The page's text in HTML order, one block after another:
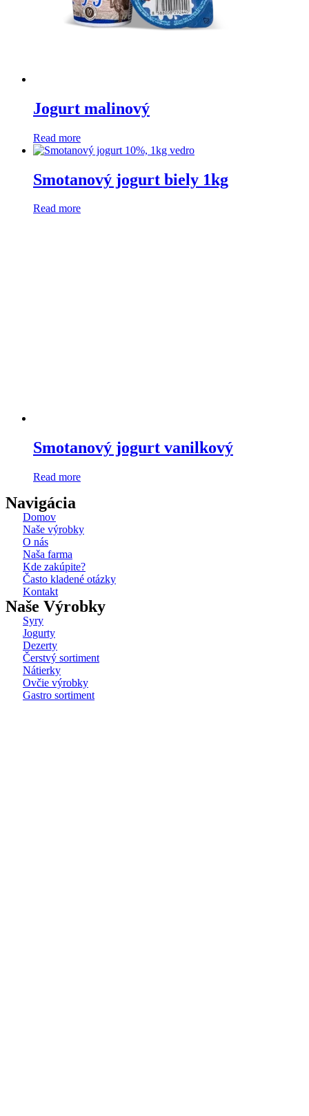
Jogurt malinový
Read more
Smotanový jogurt biely 1kg
Read more
Smotanový jogurt vanilkový
Read more
Navigácia
Domov
Naše výrobky
O nás
Naša farma
Kde zakúpite?
Často kladené otázky
Kontakt
Naše Výrobky
Syry
Jogurty
Dezerty
Čerstvý sortiment
Nátierky
Ovčie výrobky
Gastro sortiment